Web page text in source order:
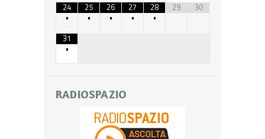
24
•
25
•
26
•
27
•
28
•
29 30
31
•
RADIOSPAZIO